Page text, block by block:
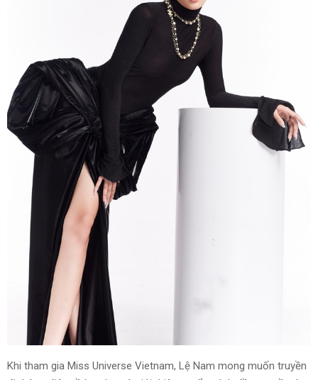
Khi tham gia Miss Universe Vietnam, Lệ Nam mong muốn truyền